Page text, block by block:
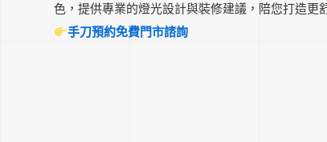
色，提供專業的燈光設計與裝修建議，陪您打造更
手刀預約免費門市諮詢